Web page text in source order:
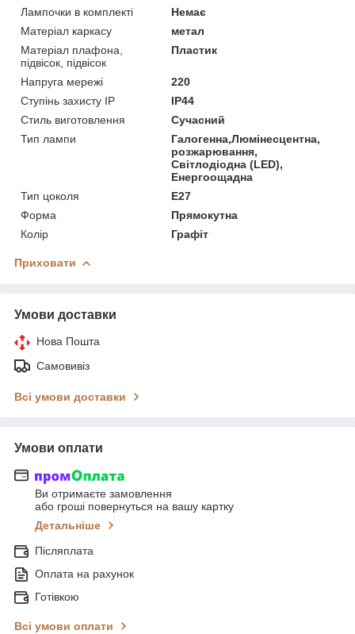
Лампочки в комплекті
Немає
Матеріал каркасу
метал
Матеріал плафона,
підвісок, підвісок
Пластик
Напруга мережі
220
Ступінь захисту IP
IP44
Стиль виготовлення
Сучасний
Тип лампи
Галогенна,Люмінесцентна,
розжарювання,
Світлодіодна (LED),
Енергоощадна
Тип цоколя
E27
Форма
Прямокутна
Колір
Графіт
Приховати
Умови доставки
Нова Пошта
Самовивіз
Всі умови доставки
Умови оплати
Ви отримаєте замовлення
або гроші повернуться на вашу картку
Детальніше
Післяплата
Оплата на рахунок
Готівкою
Всі умови оплати